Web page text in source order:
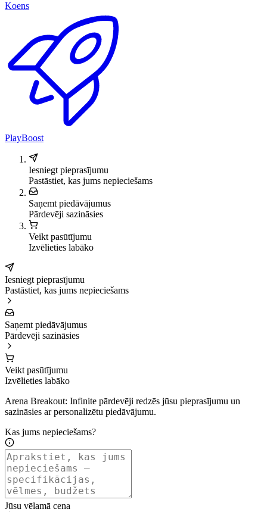
Koens
PlayBoost
Iesniegt pieprasījumu
Pastāstiet, kas jums nepieciešams
Saņemt piedāvājumus
Pārdevēji sazināsies
Veikt pasūtījumu
Izvēlieties labāko
Iesniegt pieprasījumu
Pastāstiet, kas jums nepieciešams
Saņemt piedāvājumus
Pārdevēji sazināsies
Veikt pasūtījumu
Izvēlieties labāko
Arena Breakout: Infinite pārdevēji redzēs jūsu pieprasījumu un
sazināsies ar personalizētu piedāvājumu.
Kas jums nepieciešams?
Jūsu vēlamā cena